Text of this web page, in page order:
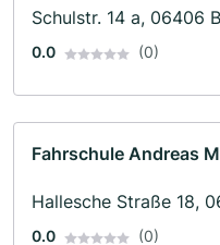
Schulstr. 14 a, 06406
0.0 (0)
Fahrschule Andreas
Hallesche Straße 18,
0.0 (0)